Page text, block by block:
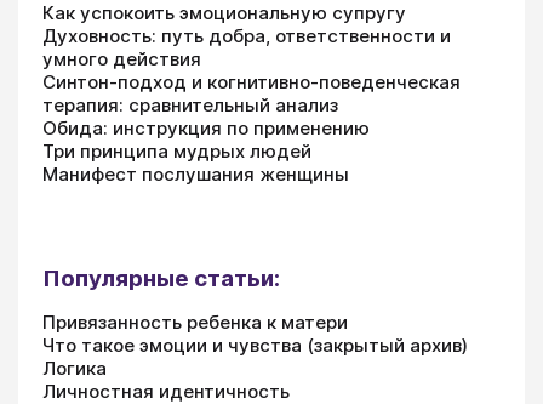
Как успокоить эмоциональную супругу
Духовность: путь добра, ответственности и
умного действия
Синтон-подход и когнитивно-поведенческая
терапия: сравнительный анализ
Обида: инструкция по применению
Три принципа мудрых людей
Манифест послушания женщины
Популярные статьи:
Привязанность ребенка к матери
Что такое эмоции и чувства (закрытый архив)
Логика
Личностная идентичность